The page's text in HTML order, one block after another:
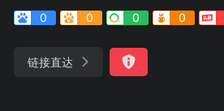
0
0 0 0
链接直达